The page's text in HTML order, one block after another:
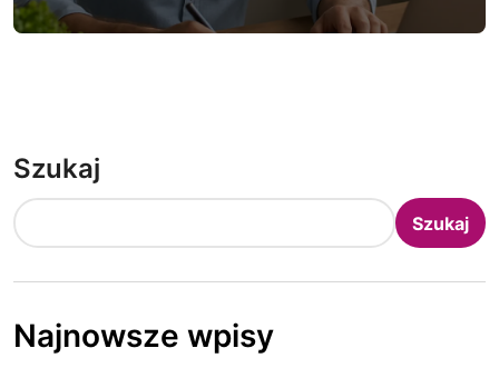
Szukaj
Szukaj
Najnowsze wpisy